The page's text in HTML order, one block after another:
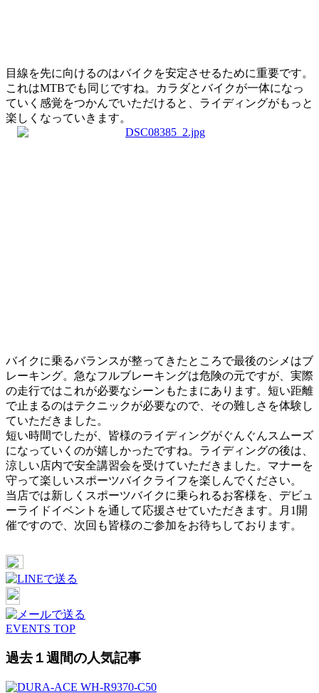
目線を先に向けるのはバイクを安定させるために重要です。
これはMTBでも同じですね。カラダとバイクが一体になっ
ていく感覚をつかんでいただけると、ライディングがもっと
楽しくなっていきます。
バイクに乗るバランスが整ってきたところで最後のシメはブ
レーキング。急なフルブレーキングは危険の元ですが、実際
の走行ではこれが必要なシーンもたまにあります。短い距離
で止まるのはテクニックが必要なので、その難しさを体験し
ていただきました。
短い時間でしたが、皆様のライディングがぐんぐんスムーズ
になっていくのが嬉しかったですね。ライディングの後は、
涼しい店内で安全講習会を受けていただきました。マナーを
守って楽しいスポーツバイクライフを楽しんでください。
当店では新しくスポーツバイクに乗られるお客様を、デビュ
ーライドイベントを通して応援させていただきます。月1開
催ですので、次回も皆様のご参加をお待ちしております。
EVENTS TOP
過去１週間の人気記事